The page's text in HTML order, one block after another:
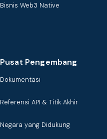
Bisnis Web3 Native
Pusat Pengembang
Dokumentasi
Referensi API & Titik Akhir
Negara yang Didukung